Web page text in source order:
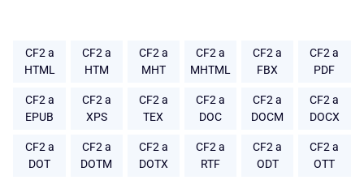
CF2 a
HTML
CF2 a
HTM
CF2 a
MHT
CF2 a
MHTML
CF2 a
FBX
CF2 a
PDF
CF2 a
EPUB
CF2 a
XPS
CF2 a
TEX
CF2 a
DOC
CF2 a
DOCM
CF2 a
DOCX
CF2 a
DOT
CF2 a
DOTM
CF2 a
DOTX
CF2 a
RTF
CF2 a
ODT
CF2 a
OTT